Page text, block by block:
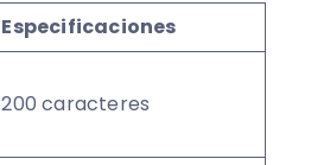
Especificaciones
200 caracteres